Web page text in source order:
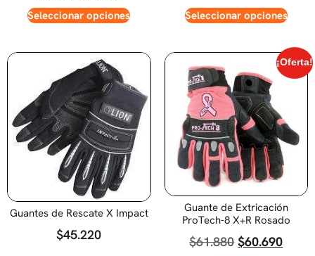
Seleccionar opciones Seleccionar opciones
Guantes de Rescate X Impact
$45.220
¡Oferta!
Guante de Extricación
ProTech-8 X+R Rosado
$61.880 $60.690